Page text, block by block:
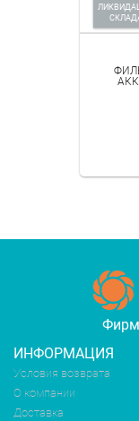
ИНФОРМАЦИЯ
Условия возврата
О компании
Доставка